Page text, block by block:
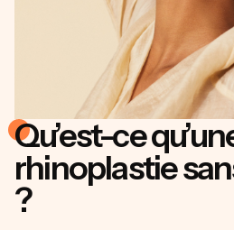
Qu’est-ce
rhinoplastie
?